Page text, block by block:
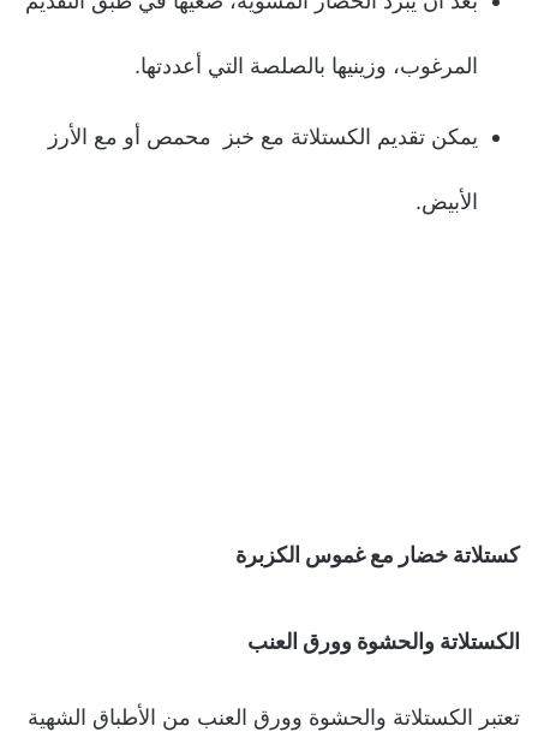
المرغوب، وزينيها بالصلصة التي أعددتها.
يمكن تقديم الكستلاتة مع خبز محمص أو مع الأرز
الأبيض.
كستلاتة خضار مع غموس الكزبرة
الكستلاتة والحشوة وورق العنب
تعتبر الكستلاتة والحشوة وورق العنب من الأطباق الشهية